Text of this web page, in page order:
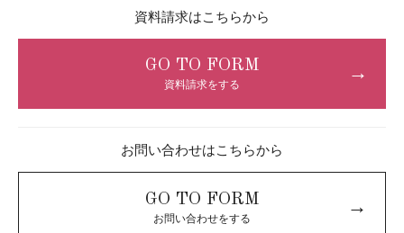
資料請求はこちらから
GO TO FORM
資料請求をする
→
お問い合わせはこちらから
GO TO FORM
お問い合わせをする
→